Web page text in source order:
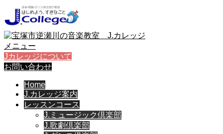
メニュー
Jカレッジについて
お問い合わせ
Home
J.カレッジ案内
レッスンコース
J.ミュージック倶楽部
J.歌劇倶楽部